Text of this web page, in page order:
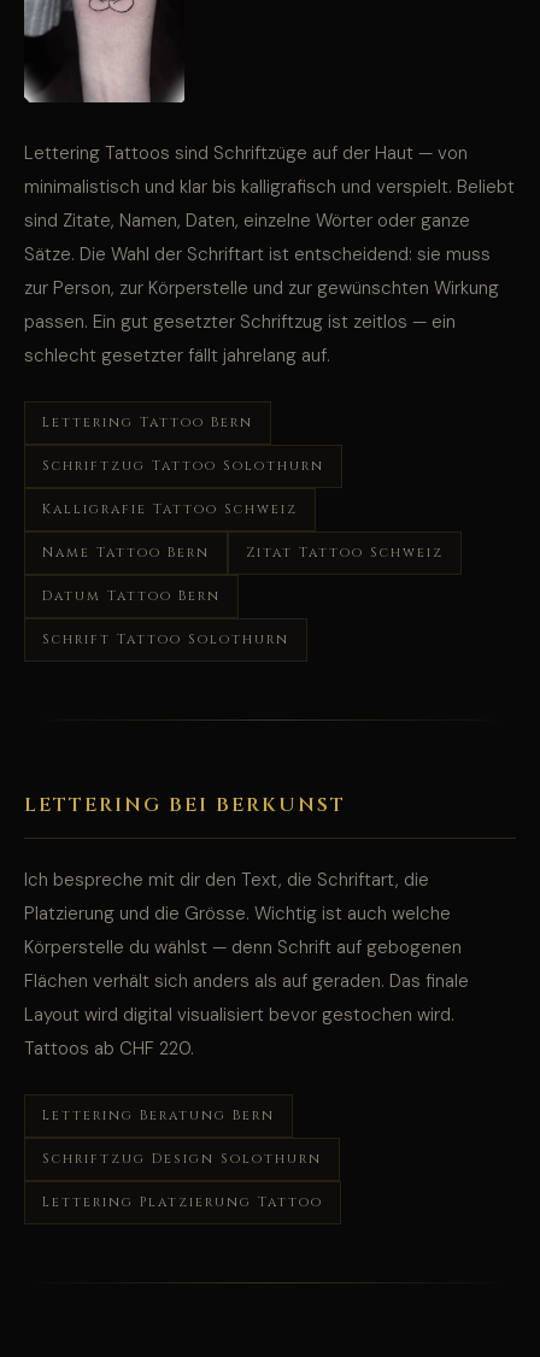
Lettering Tattoos sind Schriftzüge auf der Haut — von
minimalistisch und klar bis kalligrafisch und verspielt. Beliebt
sind Zitate, Namen, Daten, einzelne Wörter oder ganze
Sätze. Die Wahl der Schriftart ist entscheidend: sie muss
zur Person, zur Körperstelle und zur gewünschten Wirkung
passen. Ein gut gesetzter Schriftzug ist zeitlos — ein
schlecht gesetzter fällt jahrelang auf.
Lettering Tattoo Bern
Schriftzug Tattoo Solothurn
Kalligrafie Tattoo Schweiz
Name Tattoo Bern Zitat Tattoo Schweiz
Datum Tattoo Bern
Schrift Tattoo Solothurn
LETTERING BEI BERKUNST
Ich bespreche mit dir den Text, die Schriftart, die
Platzierung und die Grösse. Wichtig ist auch welche
Körperstelle du wählst — denn Schrift auf gebogenen
Flächen verhält sich anders als auf geraden. Das finale
Layout wird digital visualisiert bevor gestochen wird.
Tattoos ab CHF 220.
Lettering Beratung Bern
Schriftzug Design Solothurn
Lettering Platzierung Tattoo